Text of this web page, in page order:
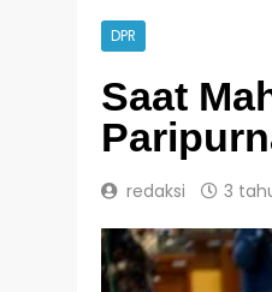
DPR
Saat
redaksi 3